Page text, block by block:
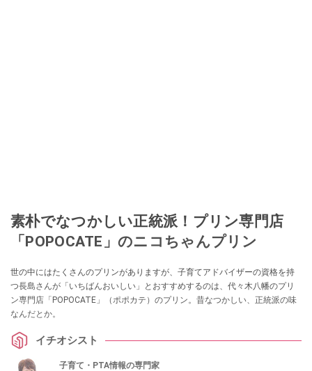
素朴でなつかしい正統派！プリン専門店
「POPOCATE」のニコちゃんプリン
世の中にはたくさんのプリンがありますが、子育てアドバイザーの資格を持
つ長島さんが「いちばんおいしい」とおすすめするのは、代々木八幡のプリ
ン専門店「POPOCATE」（ポポカテ）のプリン。昔なつかしい、正統派の味
なんだとか。
イチオシスト
子育て・PTA情報の専門家